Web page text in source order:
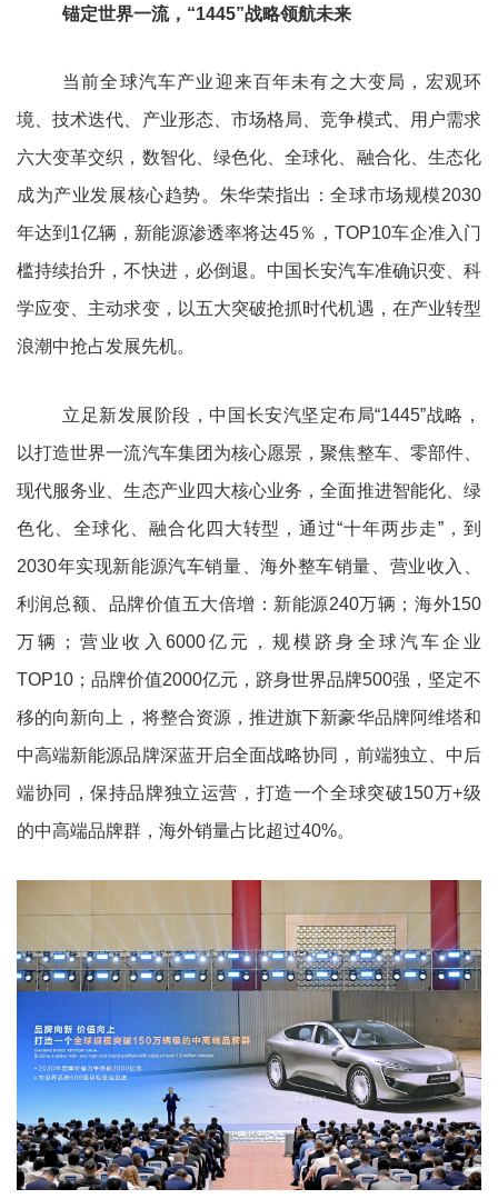
锚定世界一流，“1445”战略领航未来
当前全球汽车产业迎来百年未有之大变局，宏观环
境、技术迭代、产业形态、市场格局、竞争模式、用户需求
六大变革交织，数智化、绿色化、全球化、融合化、生态化
成为产业发展核心趋势。朱华荣指出：全球市场规模2030
年达到1亿辆，新能源渗透率将达45％，TOP10车企准入门
槛持续抬升，不快进，必倒退。中国长安汽车准确识变、科
学应变、主动求变，以五大突破抢抓时代机遇，在产业转型
浪潮中抢占发展先机。
立足新发展阶段，中国长安汽坚定布局“1445”战略，
以打造世界一流汽车集团为核心愿景，聚焦整车、零部件、
现代服务业、生态产业四大核心业务，全面推进智能化、绿
色化、全球化、融合化四大转型，通过“十年两步走”，到
2030年实现新能源汽车销量、海外整车销量、营业收入、
利润总额、品牌价值五大倍增：新能源240万辆；海外150
万辆；营业收入6000亿元，规模跻身全球汽车企业
TOP10；品牌价值2000亿元，跻身世界品牌500强，坚定不
移的向新向上，将整合资源，推进旗下新豪华品牌阿维塔和
中高端新能源品牌深蓝开启全面战略协同，前端独立、中后
端协同，保持品牌独立运营，打造一个全球突破150万+级
的中高端品牌群，海外销量占比超过40%。